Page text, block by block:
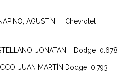
AGUSTÍN Chevrolet
JONATAN Dodge 0.678
MARTÍN Dodge 0.793